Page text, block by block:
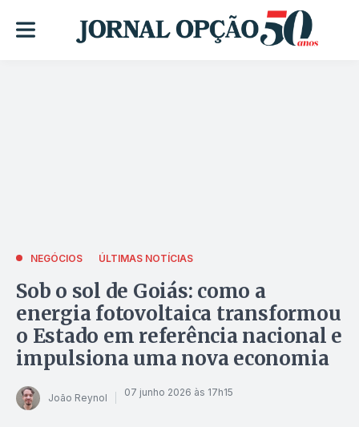
NEGÓCIOS ÚLTIMAS NOTÍCIAS
Sob o sol de Goiás: como a
energia fotovoltaica transformou
o Estado em referência nacional e
impulsiona uma nova economia
João Reynol 07 junho 2026 às 17h15